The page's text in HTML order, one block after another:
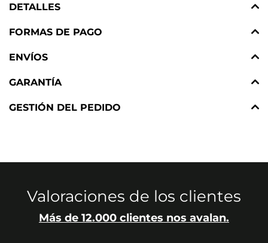
DETALLES
FORMAS DE PAGO
ENVÍOS
GARANTÍA
GESTIÓN DEL PEDIDO
Valoraciones de los clientes
Más de 12.000 clientes nos avalan.